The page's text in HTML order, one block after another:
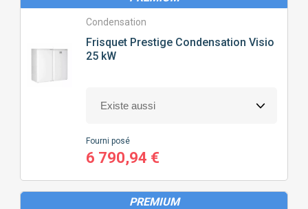
Condensation
Frisquet Prestige Condensation Visio
25 kW
Fourni posé
6 790,94 €
PREMIUM